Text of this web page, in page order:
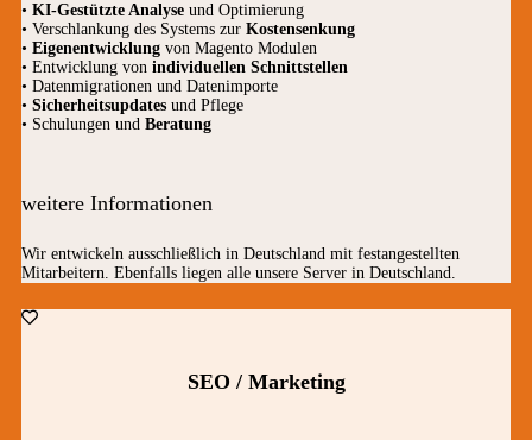
• KI-Gestützte Analyse und Optimierung
• Verschlankung des Systems zur Kostensenkung
• Eigenentwicklung von Magento Modulen
• Entwicklung von individuellen Schnittstellen
• Datenmigrationen und Datenimporte
• Sicherheitsupdates und Pflege
• Schulungen und Beratung
weitere Informationen
Wir entwickeln ausschließlich in Deutschland mit festangestellten
Mitarbeitern. Ebenfalls liegen alle unsere Server in Deutschland.
SEO / Marketing